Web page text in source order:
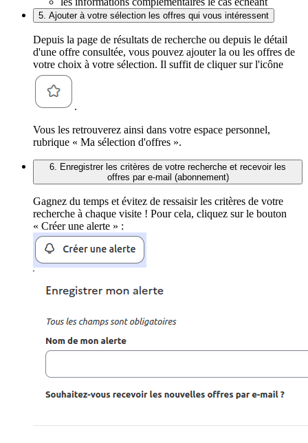
5. Ajouter à votre sélection les offres qui vous intéressent
Depuis la page de résultats de recherche ou depuis le détail
d'une offre consultée, vous pouvez ajouter la ou les offres de
votre choix à votre sélection. Il suffit de cliquer sur l'icône
.
Vous les retrouverez ainsi dans votre espace personnel,
rubrique « Ma sélection d'offres ».
6. Enregistrer les critères de votre recherche et recevoir les
offres par e-mail (abonnement)
Gagnez du temps et évitez de ressaisir les critères de votre
recherche à chaque visite ! Pour cela, cliquez sur le bouton
« Créer une alerte » :